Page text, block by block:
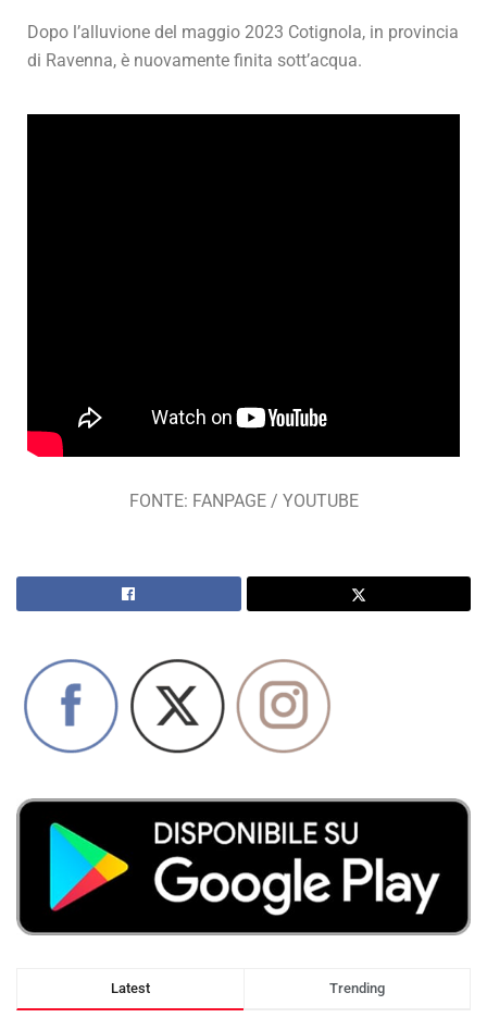
Dopo l’alluvione del maggio 2023 Cotignola, in provincia
di Ravenna, è nuovamente finita sott’acqua.
FONTE: FANPAGE / YOUTUBE
Latest Trending